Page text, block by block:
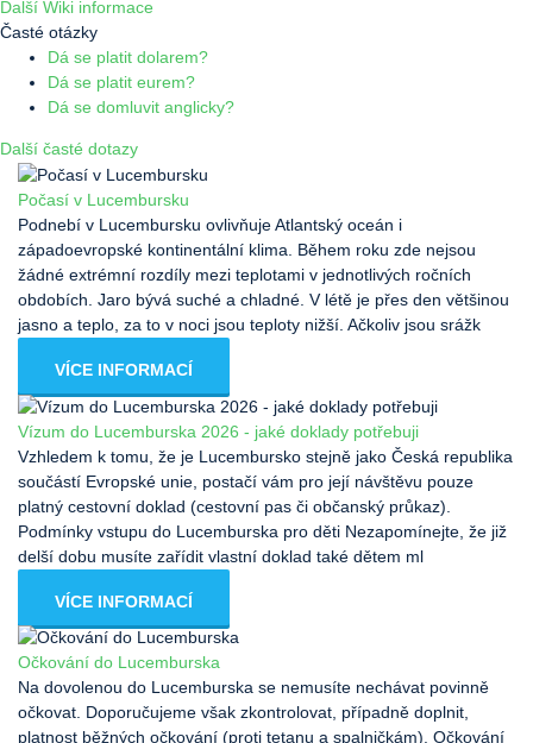
Další Wiki informace
Časté otázky
Dá se platit dolarem?
Dá se platit eurem?
Dá se domluvit anglicky?
Další časté dotazy
Počasí v Lucembursku
Podnebí v Lucembursku ovlivňuje Atlantský oceán i
západoevropské kontinentální klima. Během roku zde nejsou
žádné extrémní rozdíly mezi teplotami v jednotlivých ročních
obdobích. Jaro bývá suché a chladné. V létě je přes den většinou
jasno a teplo, za to v noci jsou teploty nižší. Ačkoliv jsou srážk
VÍCE INFORMACÍ
Vízum do Lucemburska 2026 - jaké doklady potřebuji
Vzhledem k tomu, že je Lucembursko stejně jako Česká republika
součástí Evropské unie, postačí vám pro její návštěvu pouze
platný cestovní doklad (cestovní pas či občanský průkaz).
Podmínky vstupu do Lucemburska pro děti Nezapomínejte, že již
delší dobu musíte zařídit vlastní doklad také dětem ml
VÍCE INFORMACÍ
Očkování do Lucemburska
Na dovolenou do Lucemburska se nemusíte nechávat povinně
očkovat. Doporučujeme však zkontrolovat, případně doplnit,
platnost běžných očkování (proti tetanu a spalničkám). Očkování